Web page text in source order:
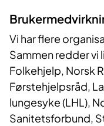
Vi har flere
Sammen redder vi
Folkehjelp, Norsk
Førstehjelpsråd,
lungesyke (LHL),
Sanitetsforbund,